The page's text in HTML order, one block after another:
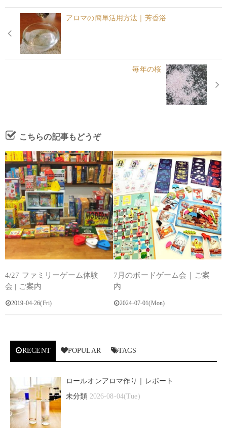
アロマの簡単活用方法｜芳香浴
毎年の桜
こちらの記事もどうぞ
4/27 ファミリーゲーム体験
会 | ご案内
2019-04-26(Fri)
7月のボードゲーム会｜ご案
内
2024-07-01(Mon)
RECENT POPULAR TAGS
ロールオンアロマ作り｜レポート
未分類 2026-08-04(Tue)